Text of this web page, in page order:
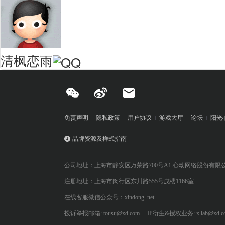
清枫恋雨
免责声明 隐私政策 用户协议 游戏大厅 论坛 阳光
品牌资源及样式指南
公司地址：上海市静安区万荣路700号A1 心动网络股份有限
注册地址：上海市闵行区东川路555号戊楼1166室
在线客服微信公众号：xindong_net
投诉举报邮箱: tousu@xd.com IP衍生&授权业务: